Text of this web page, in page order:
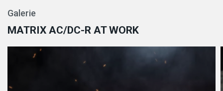
Galerie
MATRIX AC/DC-R AT WORK